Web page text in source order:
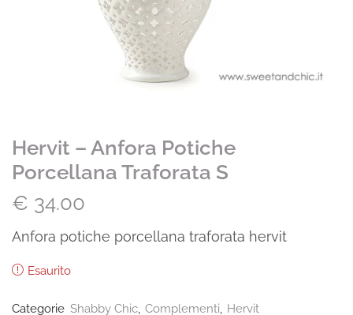
Hervit – Anfora Potiche
Porcellana Traforata S
€ 34.00
Anfora potiche porcellana traforata hervit
Esaurito
Categorie Shabby Chic Complementi
Hervit